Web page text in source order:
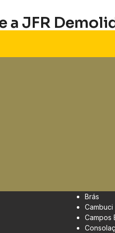
a JFR
Brás
Cambuci
Campos